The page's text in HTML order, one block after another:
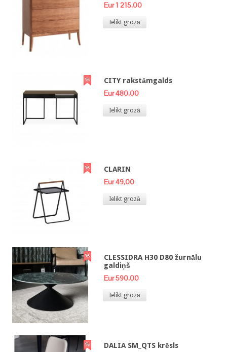
Eur 1 215,00
Ielikt grozā
CITY rakstāmgalds
Eur 480,00
Ielikt grozā
CLARIN
Eur 49,00
Ielikt grozā
CLESSIDRA H30 D80 žurnālu
galdiņš
Eur 590,00
Ielikt grozā
DALIA SM_QTS krēsls